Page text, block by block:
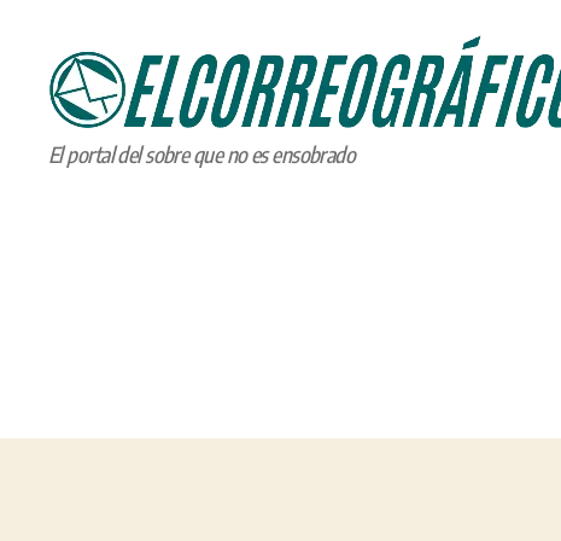
ELCORREOGRÁFICO
El portal del sobre que no es ensobrado